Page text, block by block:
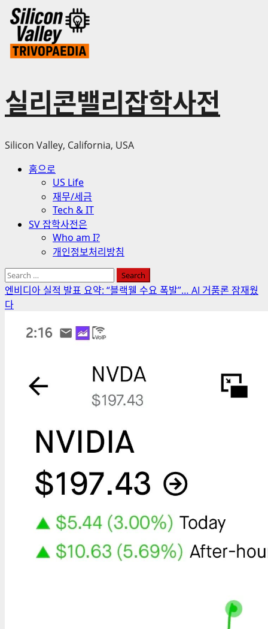
Skip
to
content
실리콘밸리잡학사전
Silicon Valley, California, USA
Primary홈으로
US Life
재무/세금
Tech & IT
SV 잡학사전은
Who am I?
개인정보처리방침
Search
for:
엔비디아 실적 발표 요약: “블랙웰 수요 폭발”… AI 거품론 잠재웠
다